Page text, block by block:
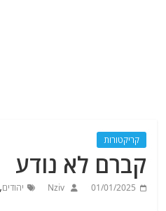
קריקטורות
קברם לא נודע
01/01/2025
Nziv יהודים,